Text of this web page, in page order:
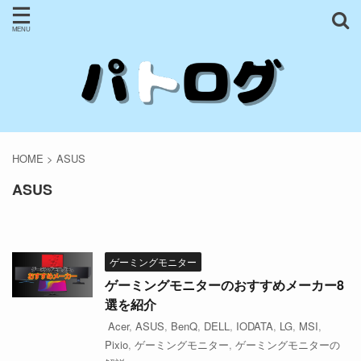
HOME > ASUS
ASUS
ゲーミングモニター
ゲーミングモニターのおすすめメーカー8
選を紹介
Acer, ASUS, BenQ, DELL, IODATA, LG, MSI,
Pixio, ゲーミングモニター, ゲーミングモニターの